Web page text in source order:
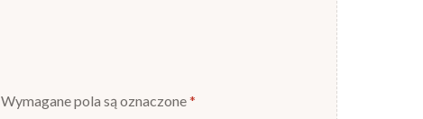
Wymagane pola są oznaczone*